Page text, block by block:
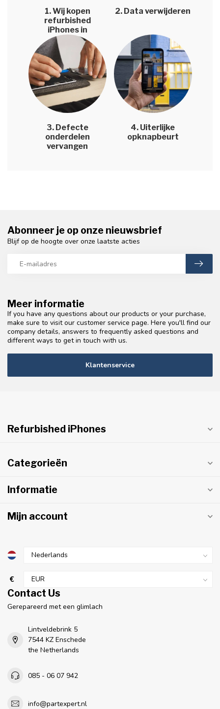
1. Wij kopen
refurbished
iPhones in
2. Data verwijderen
3. Defecte
onderdelen
vervangen
4. Uiterlijke
opknapbeurt
Meer informatie
If you have any questions about our products or your purchase,
make sure to visit our customer service page. Here you'll find our
company details, answers to frequently asked questions and
different ways to get in touch with us.
Klantenservice
Abonneer je op onze nieuwsbrief
Blijf op de hoogte over onze laatste acties
Refurbished iPhones
Categorieën
Informatie
Mijn account
€
Contact Us
Gerepareerd met een glimlach
Lintveldebrink 5
7544 KZ Enschede
the Netherlands
085 - 06 07 942
info@partexpert.nl